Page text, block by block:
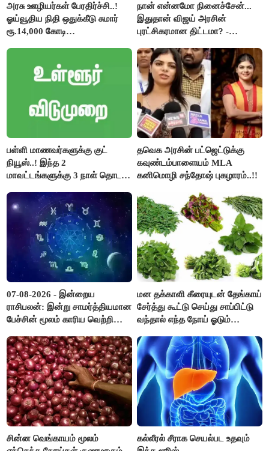
அரசு ஊழியர்கள் பேரதிர்ச்சி..!
ஓய்வூதிய நிதி ஒதுக்கீடு சுமார்
ரூ.14,000 கோடி
நான் என்னமோ நினைச்சேன்...
இதுதான் விஜய் அரசின்
புரட்சிகரமான திட்டமா? -
பள்ளி மாணவர்களுக்கு குட்
நியூஸ்..! இந்த 2
மாவட்டங்களுக்கு 3 நாள் தொடர்
தவெக அரசின் பட்ஜெட்டுக்கு
கவுண்டம்பாளையம் MLA
கனிமொழி சந்தோஷ் புகழாரம்..!!
07-08-2026 - இன்றைய
ராசிபலன்: இன்று சாமர்த்தியமான
பேச்சின் மூலம் காரிய வெற்றி
பொறுப்புகளை ஒப்படைப்பதில்
கவனம் தேவை..!
மன தக்காளி கீரையுடன் தேங்காய்
சேர்த்து கூட்டு செய்து சாப்பிட்டு
வந்தால் எந்த நோய் ஓடும்
சின்ன வெங்காயம் மூலம்
கல்லீரல் சீராக செயல்பட உதவும்